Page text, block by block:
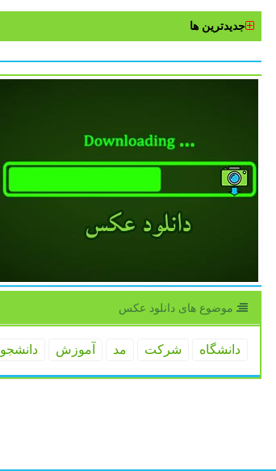
جدیدترین ها
موضوع های دانلود عكس
دانشگاه شركت مد آموزش دانشجو